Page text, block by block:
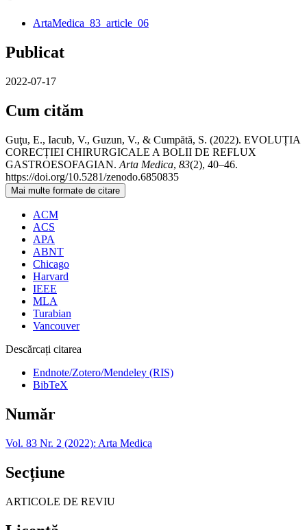
ArtaMedica_83_article_06
Publicat
2022-07-17
Cum cităm
Guţu, E., Iacub, V., Guzun, V., & Cumpătă, S. (2022). EVOLUȚIA
CORECȚIEI CHIRURGICALE A BOLII DE REFLUX
GASTROESOFAGIAN. Arta Medica, 83(2), 40–46.
https://doi.org/10.5281/zenodo.6850835
Mai multe formate de citare
ACM
ACS
APA
ABNT
Chicago
Harvard
IEEE
MLA
Turabian
Vancouver
Descărcați citarea
Endnote/Zotero/Mendeley (RIS)
BibTeX
Număr
Vol. 83 Nr. 2 (2022): Arta Medica
Secțiune
ARTICOLE DE REVIU